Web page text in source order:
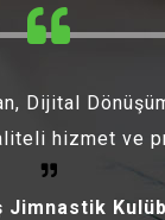
Dijital
hizmet
Jimnastik